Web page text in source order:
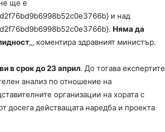
ще е
и над
Няма да
„, коментира здравният министър.
в срок до 23 април. До тогава експертите
анализ по отношение на
организации на хората с
досега действащата наредба и проекта